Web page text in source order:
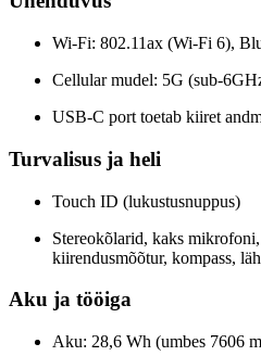
Wi-Fi: 802.11ax (Wi-Fi 6),
Cellular mudel: 5G (sub-
USB-C port toetab kiiret
Turvalisus ja heli
Touch ID (lukustusnuppus)
Stereokõlarid, kaks
kiirendusmõõtur, kompass,
Aku ja tööiga
Aku: 28,6 Wh (umbes 7606